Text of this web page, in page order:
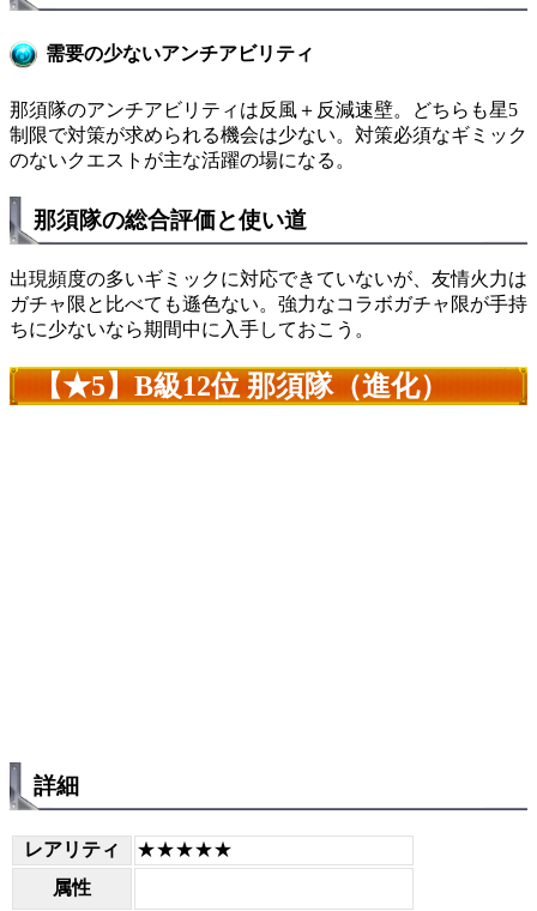
需要の少ないアンチアビリティ
那須隊のアンチアビリティは反風＋反減速壁。どちらも星5
制限で対策が求められる機会は少ない。対策必須なギミック
のないクエストが主な活躍の場になる。
那須隊の総合評価と使い道
出現頻度の多いギミックに対応できていないが、友情火力は
ガチャ限と比べても遜色ない。強力なコラボガチャ限が手持
ちに少ないなら期間中に入手しておこう。
【★5】B級12位 那須隊（進化）
詳細
レアリティ
★★★★★
属性